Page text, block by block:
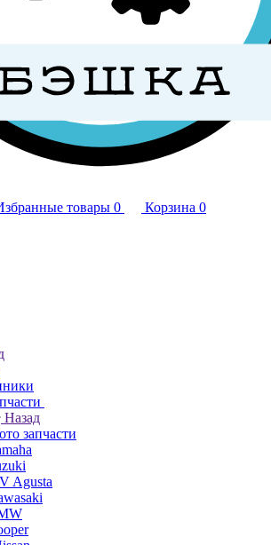
товары 0 Корзина 0
Назад
запчасти
Agusta